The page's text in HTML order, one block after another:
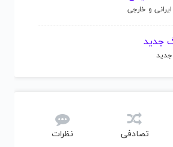
و خارجی
جدید
تصادفی نظرات